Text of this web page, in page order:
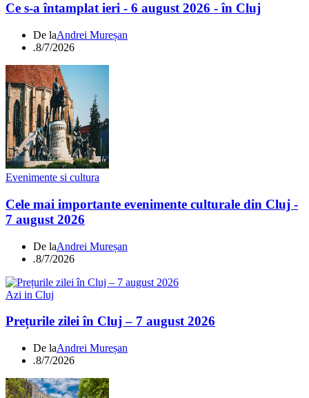
Ce s-a întamplat ieri - 6 august 2026 - în Cluj
De laAndrei Mureșan
.8/7/2026
Evenimente si cultura
Cele mai importante evenimente culturale din Cluj -
7 august 2026
De laAndrei Mureșan
.8/7/2026
Azi in Cluj
Prețurile zilei în Cluj – 7 august 2026
De laAndrei Mureșan
.8/7/2026